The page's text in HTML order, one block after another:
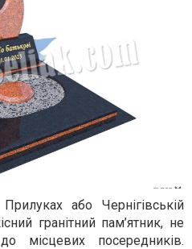
або Чернігівській
гранітний пам’ятник, не
місцевих посередників.